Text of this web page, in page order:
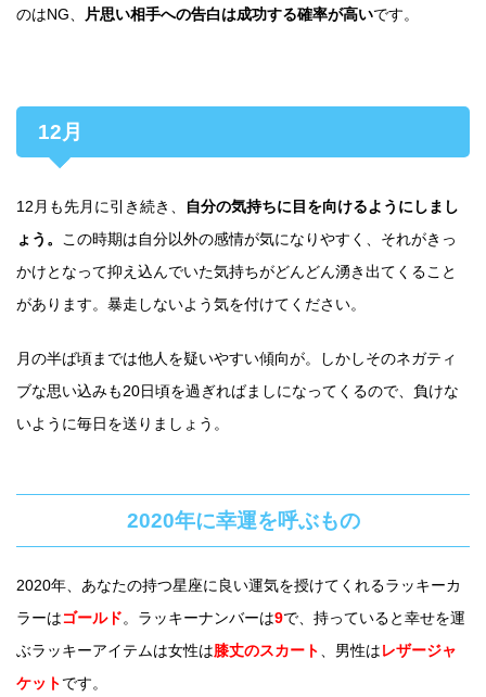
のはNG、
片思い相手への告白は成功する確率が高いです。
12月
12月も先月に引き続き、
自分の気持ちに目を向けるようにしまし
ょう。
この時期は自分以外の感情が気になりやすく、それがきっ
かけとなって抑え込んでいた気持ちがどんどん湧き出てくること
があります。暴走しないよう気を付けてください。
月の半ば頃までは他人を疑いやすい傾向が。しかしそのネガティ
ブな思い込みも20日頃を過ぎればましになってくるので、負けな
いように毎日を送りましょう。
2020年に幸運を呼ぶもの
2020年、あなたの持つ星座に良い運気を授けてくれるラッキーカ
ラーはゴールド。ラッキーナンバーは9で、持っていると幸せを運
ぶラッキーアイテムは女性は膝丈のスカート 、男性はレザージャ
ケットです。